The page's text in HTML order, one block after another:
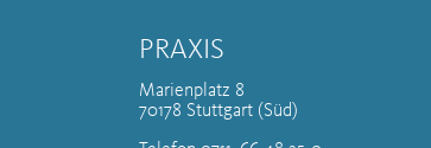
PRAXIS
Marienplatz 8
70178 Stuttgart (Süd)